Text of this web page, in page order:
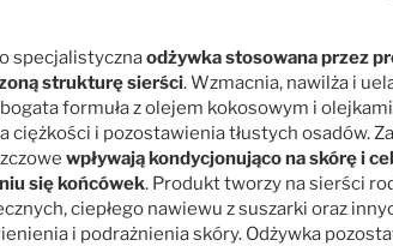
specjalistycznaodżywka stosowana przez
strukturę sierści. Wzmacnia, nawilża i
bogata formuła z olejem kokosowym i
ciężkości i pozostawienia tłustych osadów.
wpływają kondycjonująco na skórę i
się końcówek. Produkt tworzy na sierści
ciepłego nawiewu z suszarki oraz
i podrażnienia skóry. Odżywka